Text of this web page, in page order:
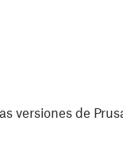
versiones de